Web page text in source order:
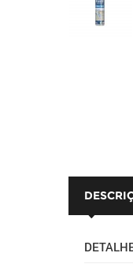
tintas e